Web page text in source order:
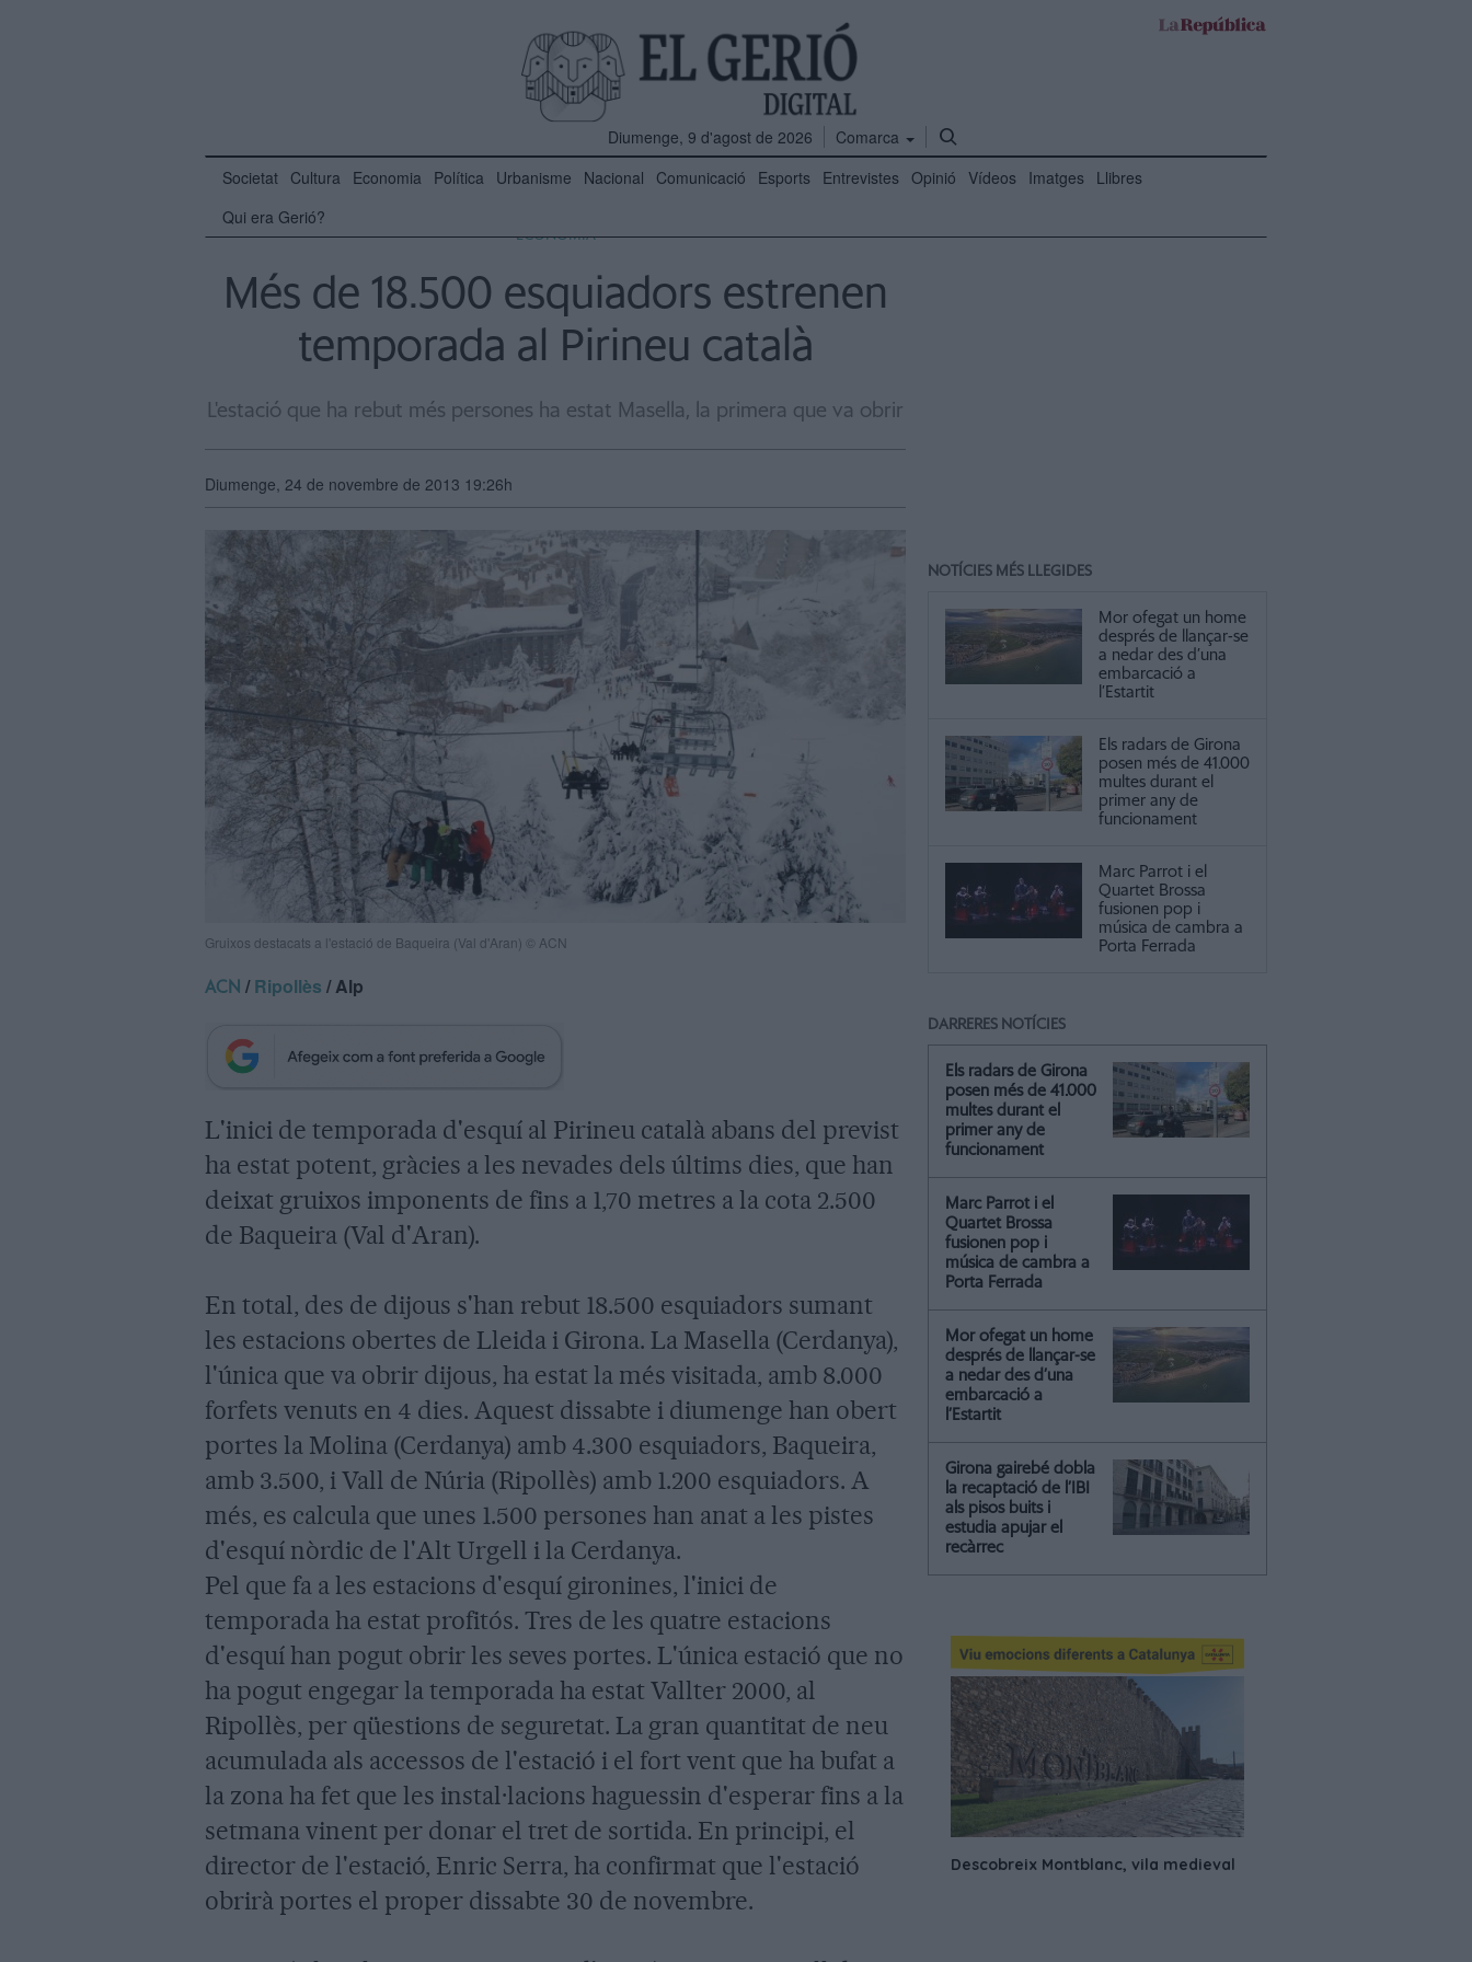
Diumenge, 9 d'agost de 2026
Comarca
Societat Cultura Economia Política Urbanisme Nacional Comunicació Esports Entrevistes Opinió Vídeos Imatges Llibres
Qui era Gerió?
ECONOMIA
Més de 18.500 esquiadors estrenen
temporada al Pirineu català
L'estació que ha rebut més persones ha estat Masella, la primera que va obrir
Diumenge, 24 de novembre de 2013 19:26h
Gruixos destacats a l'estació de Baqueira (Val d'Aran) © ACN
ACN /Ripollès / Alp
L'inici de temporada d'esquí al Pirineu català abans del previst
ha estat potent, gràcies a les nevades dels últims dies, que han
deixat gruixos imponents de fins a 1,70 metres a la cota 2.500
de Baqueira (Val d'Aran).
En total, des de dijous s'han rebut 18.500 esquiadors sumant
les estacions obertes de Lleida i Girona. La Masella (Cerdanya),
l'única que va obrir dijous, ha estat la més visitada, amb 8.000
forfets venuts en 4 dies. Aquest dissabte i diumenge han obert
portes la Molina (Cerdanya) amb 4.300 esquiadors, Baqueira,
amb 3.500, i Vall de Núria (Ripollès) amb 1.200 esquiadors. A
més, es calcula que unes 1.500 persones han anat a les pistes
d'esquí nòrdic de l'Alt Urgell i la Cerdanya.
Pel que fa a les estacions d'esquí gironines, l'inici de
temporada ha estat profitós. Tres de les quatre estacions
d'esquí han pogut obrir les seves portes. L'única estació que no
ha pogut engegar la temporada ha estat Vallter 2000, al
Ripollès, per qüestions de seguretat. La gran quantitat de neu
acumulada als accessos de l'estació i el fort vent que ha bufat a
la zona ha fet que les instal·lacions haguessin d'esperar fins a la
setmana vinent per donar el tret de sortida. En principi, el
director de l'estació, Enric Serra, ha confirmat que l'estació
obrirà portes el proper dissabte 30 de novembre.
NOTÍCIES MÉS LLEGIDES
Mor ofegat un home
després de llançar-se
a nedar des d’una
embarcació a
l’Estartit
Els radars de Girona
posen més de 41.000
multes durant el
primer any de
funcionament
Marc Parrot i el
Quartet Brossa
fusionen pop i
música de cambra a
Porta Ferrada
DARRERES NOTÍCIES
Els radars de Girona
posen més de 41.000
multes durant el
primer any de
funcionament
Marc Parrot i el
Quartet Brossa
fusionen pop i
música de cambra a
Porta Ferrada
Mor ofegat un home
després de llançar-se
a nedar des d’una
embarcació a
l’Estartit
Girona gairebé dobla
la recaptació de l’IBI
als pisos buits i
estudia apujar el
recàrrec